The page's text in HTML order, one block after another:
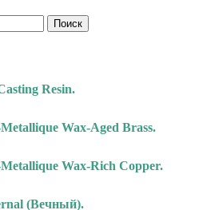
Resin.
Wax-Aged Brass.
Wax-Rich Copper.
(Вечный).